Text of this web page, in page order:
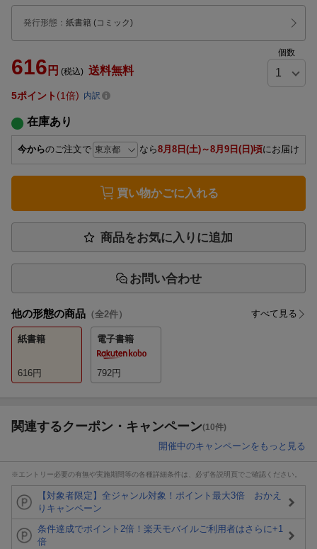
発行形態 ： 紙書籍 (コミック)
616 円 (税込) 送料無料
個数
5ポイント 1倍 内訳
在庫あり
今からのご注文で なら8月8日(土)～8月9日(日)頃にお届け
買い物かごに入れる
商品をお気に入りに追加
お問い合わせ
他の形態の商品 （全2件） すべて見る
紙書籍
616円
電子書籍
792円
関連するクーポン・キャンペーン(10件)
開催中のキャンペーンをもっと見る
※エントリー必要の有無や実施期間等の各種詳細条件は、必ず各説明頁でご確認ください。
【対象者限定】全ジャンル対象！ポイント最大3倍 おかえ
りキャンペーン
条件達成でポイント2倍！楽天モバイルご利用者はさらに+1
倍